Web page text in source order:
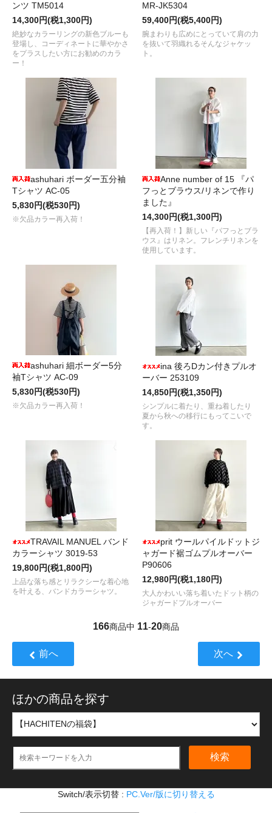
ンツ TM5014
14,300円(税1,300円)
絶妙なカラーリングの新色ブルーも
登場し、コーディネートに華やかさ
をプラスしたい方にお勧めのカラ
ー！
MR-JK5304
59,400円(税5,400円)
腕まわりも広めにとっていて肩の力
を抜いて羽織れるそんなジャケッ
ト。
ashuhari ボーダー五分袖
Tシャツ AC-05
5,830円(税530円)
※欠品カラー再入荷！
Anne number of 15 『パ
フっとブラウス/リネンで作り
ました』
14,300円(税1,300円)
【再入荷！】新しい『パフっとブラ
ウス』はリネン。フレンチリネンを
使用しています。
ashuhari 細ボーダー5分
袖Tシャツ AC-09
5,830円(税530円)
※欠品カラー再入荷！
ina 後ろDカン付きプルオ
ーバー 253109
14,850円(税1,350円)
シンプルに着たり、重ね着したり
夏から秋への移行にもってこいで
す。
TRAVAIL MANUEL バンド
カラーシャツ 3019-53
19,800円(税1,800円)
上品な落ち感とリラクシーな着心地
を叶える、バンドカラーシャツ。
prit ウールパイルドットジ
ャガード裾ゴムプルオーバー
P90606
12,980円(税1,180円)
大人かわいい落ち着いたドット柄の
ジャガードプルオーバー
166商品中 11-20商品
前へ 次へ
ほかの商品を探す
検索
Switch/表示切替 : PC.Ver/版に切り替える